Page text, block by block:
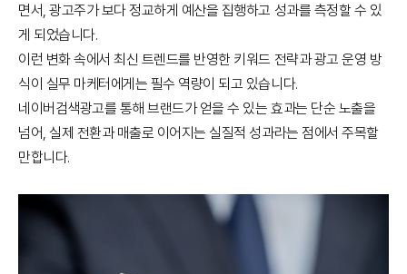
면서, 광고주가 보다 정교하게 예산을 집행하고 성과를 측정할 수 있
게 되었습니다.
이런 변화 속에서 최신 트렌드를 반영한 키워드 전략과 광고 운영 방
식이 실무 마케터에게는 필수 역량이 되고 있습니다.
네이버검색광고를 통해 브랜드가 얻을 수 있는 효과는 단순 노출을
넘어, 실제 전환과 매출로 이어지는 실질적 성과라는 점에서 주목할
만합니다.